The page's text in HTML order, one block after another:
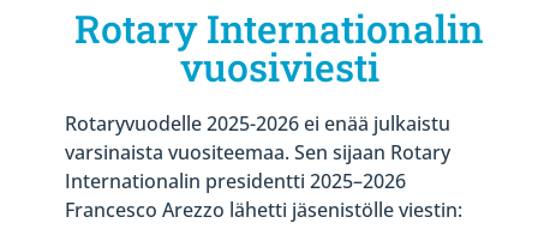
Rotary Internationalin
vuosiviesti
Rotaryvuodelle 2025-2026 ei enää julkaistu
varsinaista vuositeemaa. Sen sijaan Rotary
Internationalin presidentti 2025–2026
Francesco Arezzo lähetti jäsenistölle viestin: